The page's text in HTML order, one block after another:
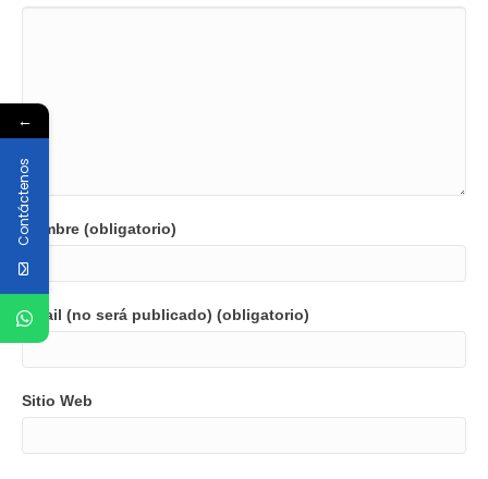
Nombre (obligatorio)
Email (no será publicado) (obligatorio)
Sitio Web
←
Contáctenos